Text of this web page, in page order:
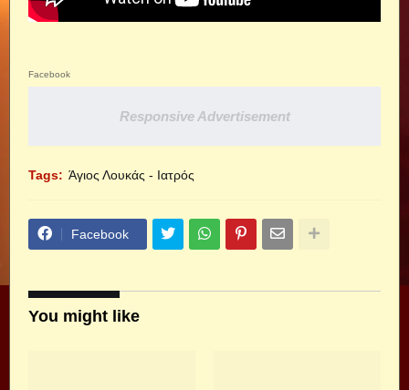
Facebook
Responsive Advertisement
Tags: Άγιος Λουκάς - Ιατρός
Facebook
You might like